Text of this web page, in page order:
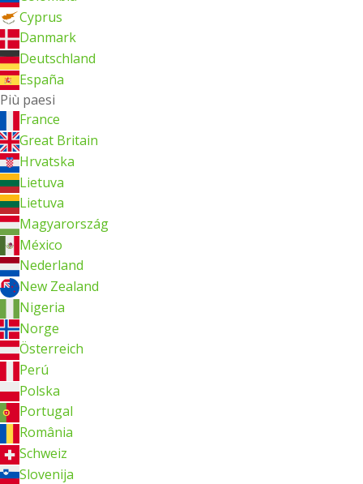
Cyprus
Danmark
Deutschland
España
Più paesi
France
Great Britain
Hrvatska
Lietuva
Lietuva
Magyarország
México
Nederland
New Zealand
Nigeria
Norge
Österreich
Perú
Polska
Portugal
România
Schweiz
Slovenija